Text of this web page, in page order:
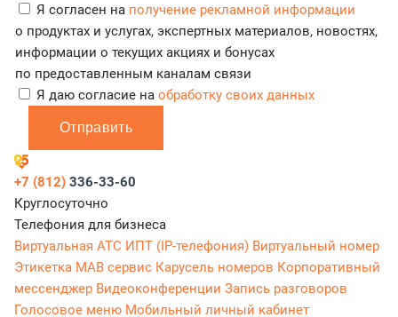
Я согласен на получение рекламной информации
о продуктах и услугах, экспертных материалов, новостях,
информации о текущих акциях и бонусах
по предоставленным каналам связи
Я даю согласие на обработку своих данных
Отправить
+7 (812) 336-33-60
Круглосуточно
Телефония для бизнеса
Виртуальная АТС ИПТ (IP-телефония) Виртуальный номер
Этикетка МАВ сервис Карусель номеров Корпоративный
мессенджер Видеоконференции Запись разговоров
Голосовое меню Мобильный личный кабинет